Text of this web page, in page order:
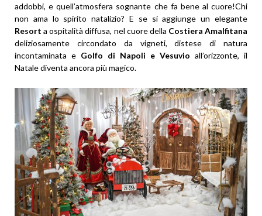
addobbi, e quell’atmosfera sognante che fa bene al cuore!Chi
non ama lo spirito natalizio? E se si aggiunge un elegante
Resort a ospitalità diffusa, nel cuore della Costiera Amalfitana
deliziosamente circondato da vigneti, distese di natura
incontaminata e Golfo di Napoli e Vesuvio all’orizzonte, il
Natale diventa ancora più magico.